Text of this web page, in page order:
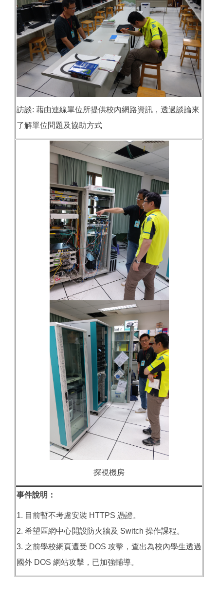
訪談: 藉由連線單位所提供校內網路資訊，透過談論來
了解單位問題及協助方式
探視機房
事件說明：
1. 目前暫不考慮安裝 HTTPS 憑證。
2. 希望區網中心開設防火牆及 Switch 操作課程。
3. 之前學校網頁遭受 DOS 攻擊，查出為校內學生透過
國外 DOS 網站攻擊，已加強輔導。